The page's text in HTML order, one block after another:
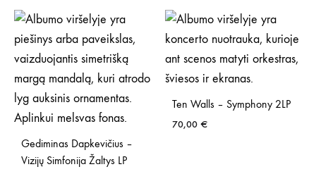
Gediminas Dapkevičius –
Vizijų Simfonija Žaltys LP
Ten Walls – Symphony 2LP
70,00 €